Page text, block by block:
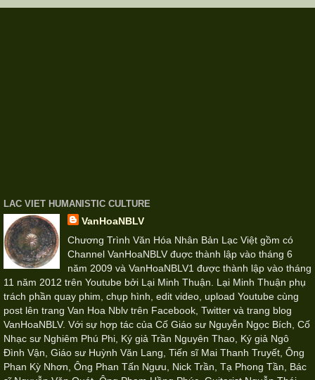
LAC VIET HUMANISTIC CULTURE
VanHoaNBLV
Chương Trình Văn Hóa Nhân Bản Lạc Việt gồm có
Channel VanHoaNBLV đuợc thành lập vào tháng 6
năm 2009 và VanHoaNBLV1 được thành lập vào tháng
11 năm 2012 trên Youtube bởi Lại Minh Thuận. Lại Minh Thuận phụ
trách phần quay phim, chụp hình, edit video, upload Youtube cùng
post lên trang Van Hoa Nblv trên Facebook, Twitter và trang blog
VanHoaNBLV. Với sự hợp tác của Cố Giáo sư Nguyễn Ngọc Bích, Cố
Nhạc sư Nghiêm Phú Phi, Ký giả Trần Nguyên Thao, Ký giả Ngô
Đình Vận, Giáo sư Huỳnh Văn Lang, Tiến sĩ Mai Thanh Truyết, Ông
Phan Kỳ Nhơn, Ông Phan Tấn Ngưu, Nick Trần, Tạ Phong Tần, Bác